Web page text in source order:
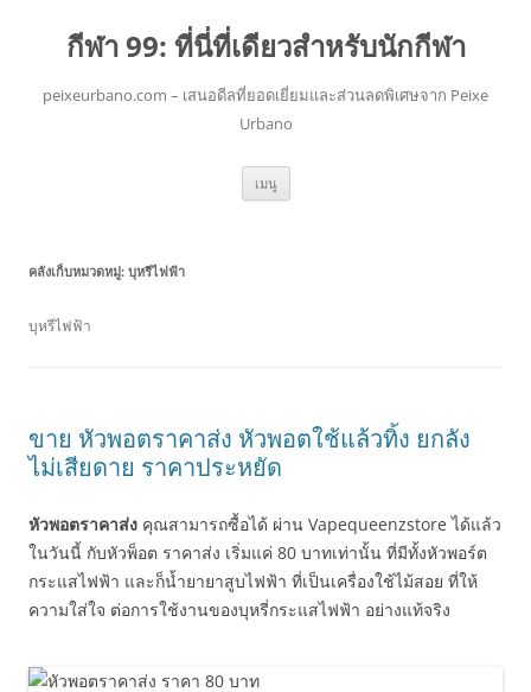
กีฬา 99: ที่นี่ที่เดียวสำหรับนักกีฬา
peixeurbano.com – เสนอดีลที่ยอดเยี่ยมและส่วนลดพิเศษจาก Peixe
Urbano
เมนู ข้าม
ยัง
คลังเก็บหมวดหมู่: บุหรีไฟฟ้า
บุหรีไฟฟ้า
ขาย หัวพอตราคาส่ง หัวพอตใช้แล้วทิ้ง ยกลัง
ไม่เสียดาย ราคาประหยัด
หัวพอตราคาส่ง คุณสามารถซื้อได้ ผ่าน Vapequeenzstore ได้แล้ว
ในวันนี้ กับหัวพ็อต ราคาส่ง เริ่มแค่ 80 บาทเท่านั้น ที่มีทั้งหัวพอร์ต
กระแสไฟฟ้า และก็น้ำยายาสูบไฟฟ้า ที่เป็นเครื่องใช้ไม้สอย ที่ให้
ความใส่ใจ ต่อการใช้งานของบุหรี่กระแสไฟฟ้า อย่างแท้จริง